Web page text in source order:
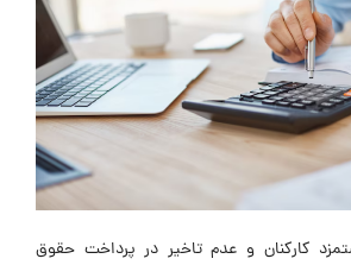
کارکنان و عدم تاخیر در پرداخت حقوق